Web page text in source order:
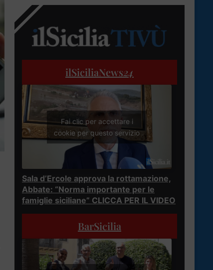
ilSiciliaNews24
Fai clic per accettare i
cookie per questo servizio
Sala d’Ercole approva la rottamazione,
Abbate: “Norma importante per le
famiglie siciliane” CLICCA PER IL VIDEO
BarSicilia